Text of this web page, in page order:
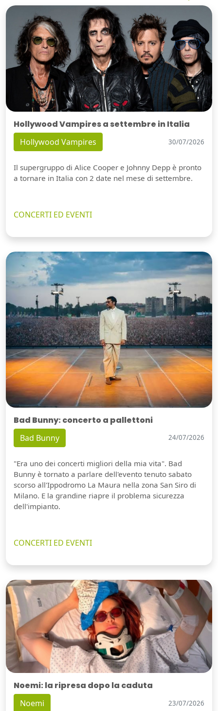
Hollywood Vampires a settembre in Italia
Hollywood Vampires 30/07/2026
Il supergruppo di Alice Cooper e Johnny Depp è pronto
a tornare in Italia con 2 date nel mese di settembre.
CONCERTI ED EVENTI
Bad Bunny: concerto a pallettoni
Bad Bunny 24/07/2026
"Era uno dei concerti migliori della mia vita". Bad
Bunny è tornato a parlare dell'evento tenuto sabato
scorso all'Ippodromo La Maura nella zona San Siro di
Milano. E la grandine riapre il problema sicurezza
dell'impianto.
CONCERTI ED EVENTI
Noemi: la ripresa dopo la caduta
Noemi 23/07/2026